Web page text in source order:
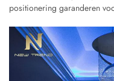
positionering garanderen